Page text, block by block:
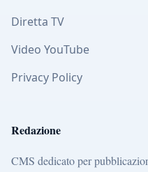
Diretta TV
Video YouTube
Privacy Policy
Redazione
CMS dedicato per